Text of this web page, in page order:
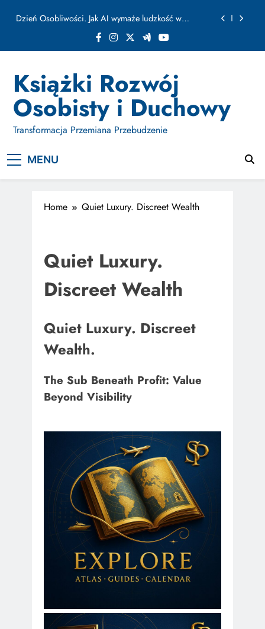
Jak Budować Myślokształty Powodzenia
Jak Projektować i Aktywować Myślokształty dla
Osiągania Celów w Codziennym Życiu
Dzień Osobliwości. Jak AI wymaże ludzkość w
ułamku sekundy
Jak Budować Myślokształty Powodzenia
Osiągania Celów w Codziennym Życiu
Książki Rozwój
Osobisty i Duchowy
Transformacja Przemiana Przebudzenie
MENU
Home Quiet Luxury. Discreet Wealth
Quiet Luxury.
Discreet Wealth
Quiet Luxury. Discreet
Wealth.
The Sub Beneath Profit: Value
Beyond Visibility